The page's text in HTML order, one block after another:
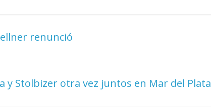
renunció
y Stolbizer otra vez juntos en Mar del Plata